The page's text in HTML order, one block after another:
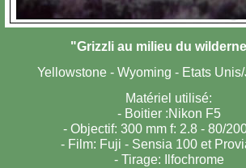
"Grizzli au milieu du
Yellowstone - Wyoming - Etats
Matériel utilisé:
- Boitier :Nikon F5
- Objectif: 300 mm f: 2.8 - 80/
- Film: Fuji - Sensia 100 et
- Tirage: Ilfochrome